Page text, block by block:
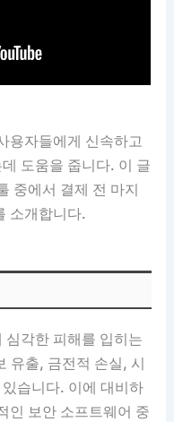
용자들에게 신속하고
도움을 줍니다. 이 글
중에서 결제 전 마지
소개합니다.
각한 피해를 입히는
유출, 금전적 손실, 시
습니다. 이에 대비하
인 보안 소프트웨어 중